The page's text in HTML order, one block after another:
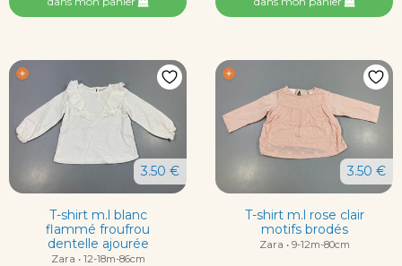
3.50 €
T-shirt m.l blanc
flammé froufrou
dentelle ajourée
Zara • 12-18m-86cm
3.50 €
T-shirt m.l rose clair
motifs brodés
Zara • 9-12m-80cm